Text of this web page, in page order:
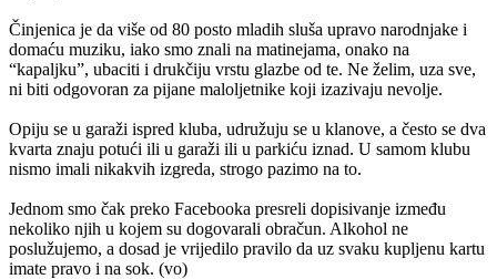
Činjenica je da više od 80 posto mladih sluša upravo narodnjake i
domaću muziku, iako smo znali na matinejama, onako na
“kapaljku”, ubaciti i drukčiju vrstu glazbe od te. Ne želim, uza sve,
ni biti odgovoran za pijane maloljetnike koji izazivaju nevolje.
Opiju se u garaži ispred kluba, udružuju se u klanove, a često se dva
kvarta znaju potući ili u garaži ili u parkiću iznad. U samom klubu
nismo imali nikakvih izgreda, strogo pazimo na to.
Jednom smo čak preko Facebooka presreli dopisivanje između
nekoliko njih u kojem su dogovarali obračun. Alkohol ne
poslužujemo, a dosad je vrijedilo pravilo da uz svaku kupljenu kartu
imate pravo i na sok. (vo)